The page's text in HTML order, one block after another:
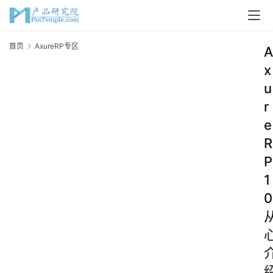
首页 AxureRP专区
A
x
u
r
e
R
P
1
0